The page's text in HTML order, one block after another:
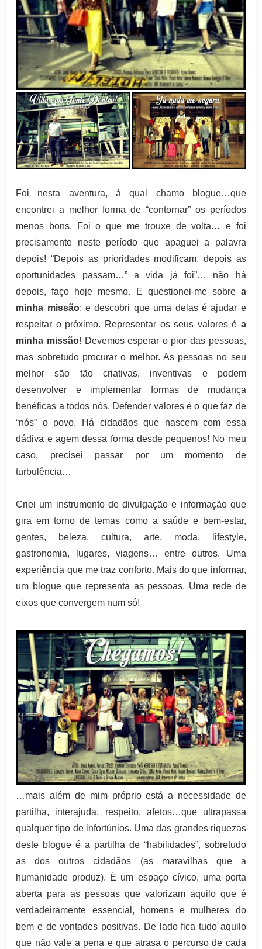
Foi nesta aventura, à qual chamo blogue…que
encontrei a melhor forma de “contornar” os períodos
menos bons. Foi o que me trouxe de volta…e foi
precisamente neste período que apaguei a palavra
depois! “Depois as prioridades modificam, depois as
oportunidades passam…” a vida já foi”… não há
depois, faço hoje mesmo. E questionei-me sobre a
minha missão: e descobri que uma delas é ajudar e
respeitar o próximo. Representar os seus valores é a
minha missão! Devemos esperar o pior das pessoas,
mas sobretudo procurar o melhor. As pessoas no seu
melhor são tão criativas, inventivas e podem
desenvolver e implementar formas de mudança
benéficas a todos nós. Defender valores é o que faz de
“nós” o povo. Há cidadãos que nascem com essa
dádiva e agem dessa forma desde pequenos! No meu
caso, precisei passar por um momento de
turbulência…
Criei um instrumento de divulgação e informação que
gira em torno de temas como a saúde e bem-estar,
gentes, beleza, cultura, arte, moda, lifestyle,
gastronomia, lugares, viagens… entre outros. Uma
experiência que me traz conforto. Mais do que informar,
um blogue que representa as pessoas. Uma rede de
eixos que convergem num só!
…mais além de mim próprio está a necessidade de
partilha, interajuda, respeito, afetos…que ultrapassa
qualquer tipo de infortúnios. Uma das grandes riquezas
deste blogue é a partilha de “habilidades”, sobretudo
as dos outros cidadãos (as maravilhas que a
humanidade produz). É um espaço cívico, uma porta
aberta para as pessoas que valorizam aquilo que é
verdadeiramente essencial, homens e mulheres do
bem e de vontades positivas. De lado fica tudo aquilo
que não vale a pena e que atrasa o percurso de cada